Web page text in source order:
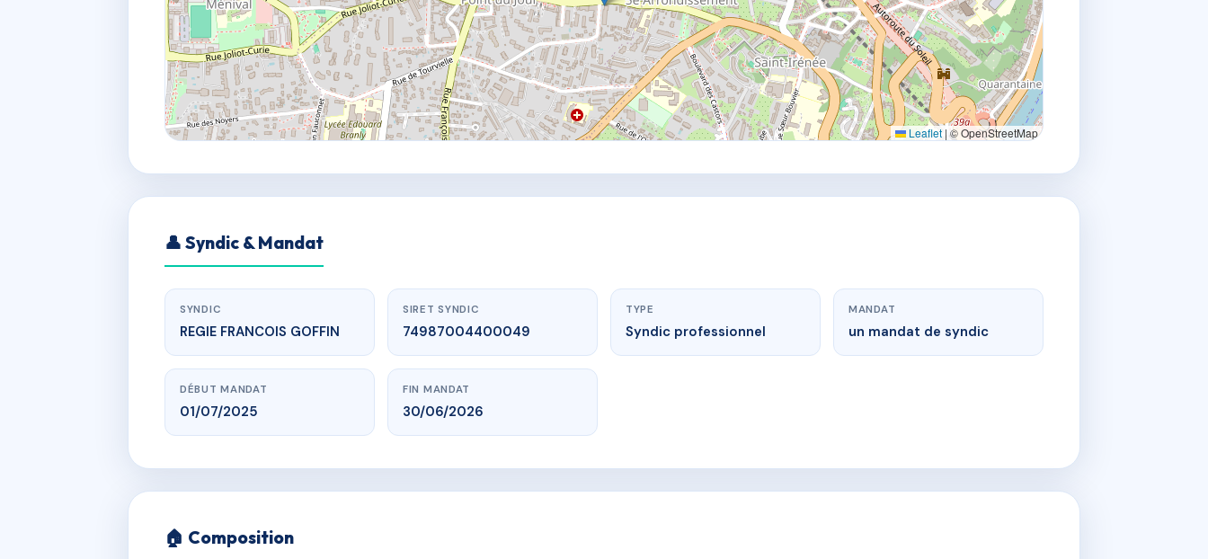
Leaflet |© OpenStreetMap
👤 Syndic & Mandat
SYNDIC
REGIE FRANCOIS GOFFIN
SIRET SYNDIC
74987004400049
TYPE
Syndic professionnel
MANDAT
un mandat de syndic
DÉBUT MANDAT
01/07/2025
FIN MANDAT
30/06/2026
🏠 Composition